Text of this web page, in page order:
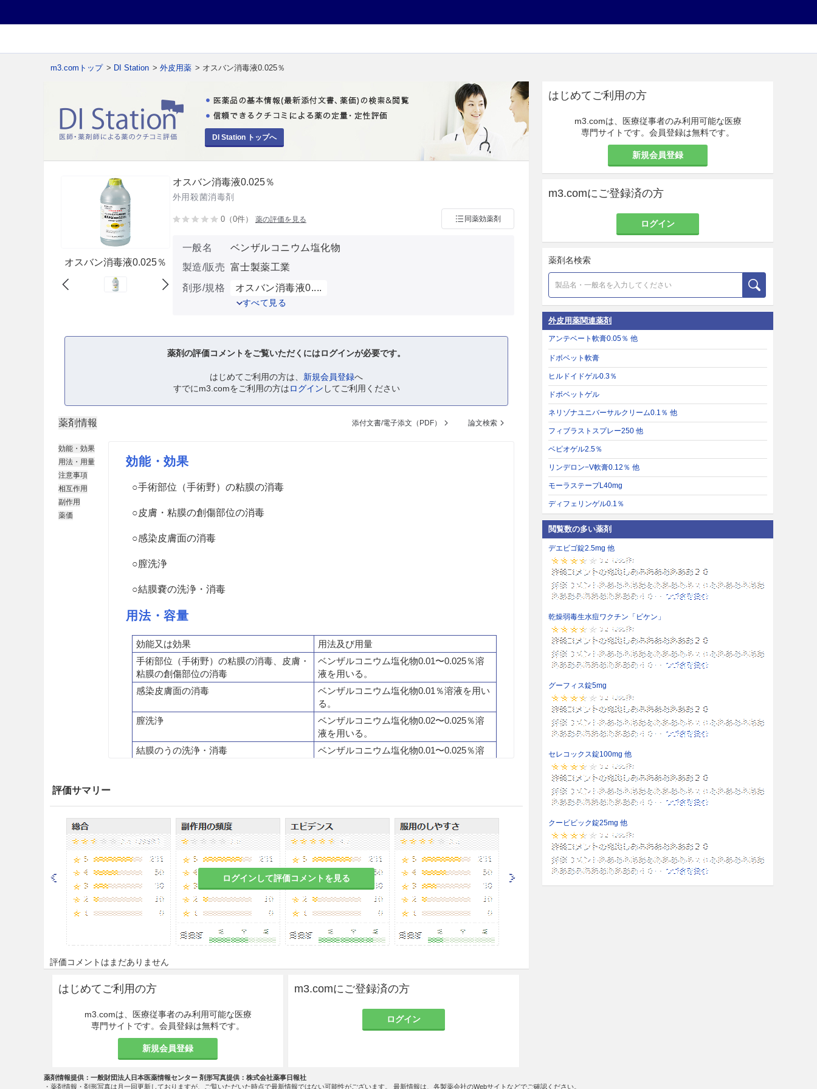
m3.comトップ > DI Station > 外皮用薬 > オスバン消毒液0.025％
DI Station トップへ
オスバン消毒液0.025％
オスバン消毒液0.025％
外用殺菌消毒剤
0（0件） 薬の評価を見る 同薬効薬剤
一般名
ベンザルコニウム塩化物
製造/販売 富士製薬工業
剤形/規格
オスバン消毒液0....
すべて見る
薬剤の評価コメントをご覧いただくにはログインが必要です。
はじめてご利用の方は、 新規会員登録へ
すでにm3.comをご利用の方はログイン してご利用ください
薬剤情報 添付文書/電子添文（PDF） 論文検索
効能・効果
用法・用量
注意事項
相互作用
副作用
薬価
効能・効果
○手術部位（手術野）の粘膜の消毒
○皮膚・粘膜の創傷部位の消毒
○感染皮膚面の消毒
○膣洗浄
○結膜嚢の洗浄・消毒
用法・容量
効能又は効果
用法及び用量
手術部位（手術野）の粘膜の消毒、皮膚・
粘膜の創傷部位の消毒
ベンザルコニウム塩化物0.01〜0.025％溶
液を用いる。
感染皮膚面の消毒
ベンザルコニウム塩化物0.01％溶液を用い
る。
膣洗浄
ベンザルコニウム塩化物0.02〜0.025％溶
液を用いる。
結膜のう の洗浄・消毒
ベンザルコニウム塩化物0.01〜0.025％溶
適用上の注意
14.1 薬剤調製時の注意
14.1.1 本剤は、濃度に注意して使用すること。
14.1.2 炎症又は易刺激性の部位（粘膜、陰股部等）に使用する場合には、通常の
部位に使用するよりも低濃度とすることが望ましい。
本剤を希釈して使用する場合は、調製後滅菌処理すること。
ルコニウム塩化物を吸着するので、これらを溶液に浸漬して用いる場合には、有
効濃度以下とならないように注意すること。
14.2.1経口投与しないこと。
14.2.2浣腸には使用しないこと。
14.2.3皮膚・粘膜の刺激症状があらわれることがあるので、注意すること。
評価サマリー
ログインして評価コメントを見る
評価コメントはまだありません
はじめてご利用の方
m3.comは、医療従事者のみ利用可能な医療
専門サイトです。会員登録は無料です。
新規会員登録
m3.comにご登録済の方
ログイン
はじめてご利用の方
m3.comは、医療従事者のみ利用可能な医療
専門サイトです。会員登録は無料です。
新規会員登録
m3.comにご登録済の方
ログイン
薬剤名検索
外皮用薬関連薬剤
アンテベート軟膏0.05％ 他
ドボベット軟膏
ヒルドイドゲル0.3％
ドボベットゲル
ネリゾナユニバーサルクリーム0.1％ 他
フィブラストスプレー250 他
ベピオゲル2.5％
リンデロン−V軟膏0.12％ 他
モーラステープL40mg
ディフェリンゲル0.1％
閲覧数の多い薬剤
デエビゴ錠2.5mg 他
乾燥弱毒生水痘ワクチン「ビケン」
グーフィス錠5mg
セレコックス錠100mg 他
クービビック錠25mg 他
薬剤情報提供：一般財団法人日本医薬情報センター 剤形写真提供：株式会社薬事日報社
・薬剤情報・剤形写真は月一回更新しておりますが、ご覧いただいた時点で最新情報ではない可能性がございます。 最新情報は、各製薬会社のWebサイトなどでご確認ください。